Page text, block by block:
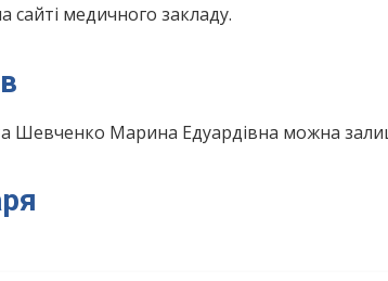
медичного закладу.
Шевченко Марина Едуардівна можна